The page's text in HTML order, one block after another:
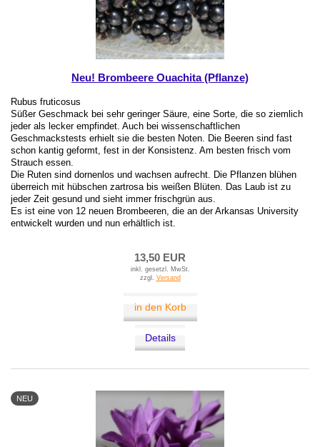
Neu! Brombeere Ouachita (Pflanze)
Rubus fruticosus
Süßer Geschmack bei sehr geringer Säure, eine Sorte, die so ziemlich
jeder als lecker empfindet. Auch bei wissenschaftlichen
Geschmackstests erhielt sie die besten Noten. Die Beeren sind fast
schon kantig geformt, fest in der Konsistenz. Am besten frisch vom
Strauch essen.
Die Ruten sind dornenlos und wachsen aufrecht. Die Pflanzen blühen
überreich mit hübschen zartrosa bis weißen Blüten. Das Laub ist zu
jeder Zeit gesund und sieht immer frischgrün aus.
Es ist eine von 12 neuen Brombeeren, die an der Arkansas University
entwickelt wurden und nun erhältlich ist.
13,50 EUR
inkl. gesetzl. MwSt.
zzgl. Versand
in den Korb
Details
NEU